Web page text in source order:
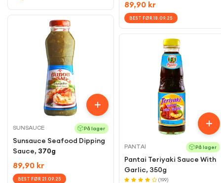
SUNSAUCE På lager
Sunsauce Seafood Dipping
Sauce, 370g
Regular
price
89,90 kr
BEST FØR 21.09.25
Regular
price
89,90 kr
BEST FØR 18.09.25
PANTAI På lager
Pantai Teriyaki Sauce With
Garlic, 350g
(199)